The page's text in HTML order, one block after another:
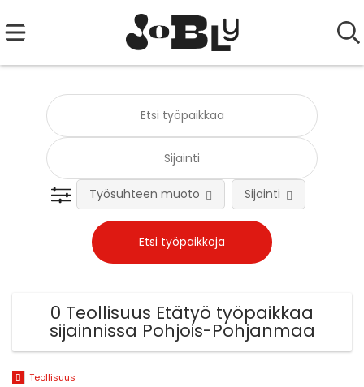
Työsuhteen muoto Sijainti
0 Teollisuus Etätyö työpaikkaa
sijainnissa Pohjois-Pohjanmaa
Teollisuus